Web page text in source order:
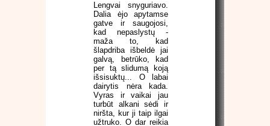
Lengvai snyguriavo.
Dalia ėjo apytamse
gatve ir saugojosi,
kad nepaslystų -
maža to, kad
šlapdriba išbeldė jai
galvą, betrūko, kad
per tą slidumą koją
išsisuktų... O labai
dairytis nėra kada.
Vyras ir vaikai jau
turbūt alkani sėdi ir
niršta, kur ji taip ilgai
užtruko. O dar reikia